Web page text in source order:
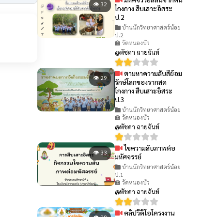
👁 32
โกงกาง สืบเสาะอิสระ
ป.2
บ้านนักวิทยาศาสตร์น้อย
ป.2
🏫 วัดหนองบัว
@พัชดา ฉายฉันท์
👁 29
ตามหาความลับสีย้อม
รักษ์โลกของรากสด
โกงกาง สืบเสาะอิสระ
ป.3
บ้านนักวิทยาศาสตร์น้อย
🏫 วัดหนองบัว
@พัชดา ฉายฉันท์
👁 33
ไขความลับภาพต่อ
มหัศจรรย์
บ้านนักวิทยาศาสตร์น้อย
ป.1
🏫 วัดหนองบัว
@พัชดา ฉายฉันท์
คลิปวีดีโอโครงงาน